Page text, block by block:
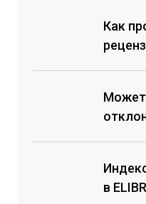
Как
в